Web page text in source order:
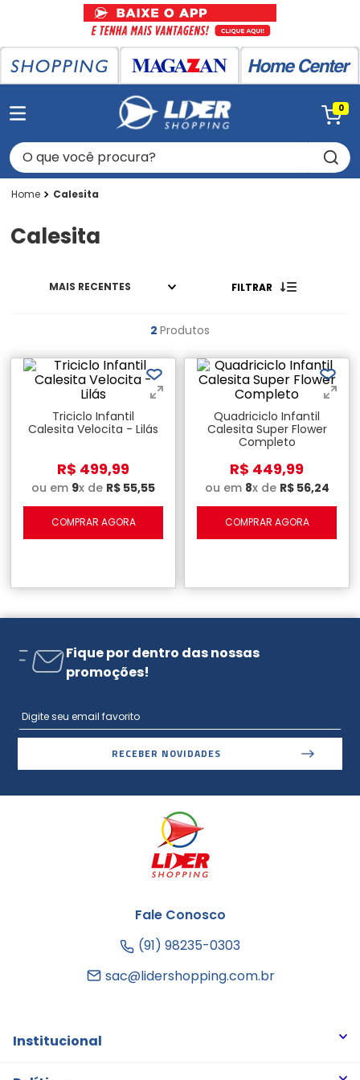
0
O que você procura?
Calesita
Calesita
MAIS RECENTES FILTRAR
2 Produtos
Triciclo Infantil
Calesita Velocita - Lilás
R$ 499,99
ou em 9x de R$ 55,55
COMPRAR AGORA
Quadriciclo Infantil
Calesita Super Flower
Completo
R$ 449,99
ou em 8x de R$ 56,24
COMPRAR AGORA
Fique por dentro das nossas
promoções!
RECEBER NOVIDADES
Fale Conosco
(91) 98235-0303
sac@lidershopping.com.br
Institucional